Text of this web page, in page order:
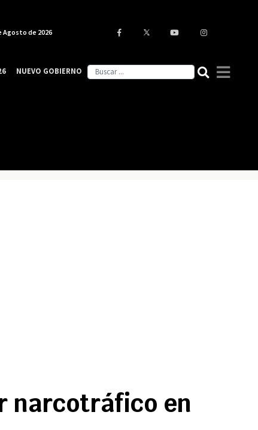
narcotráfico en
Agosto de 2026
NUEVO GOBIERNO